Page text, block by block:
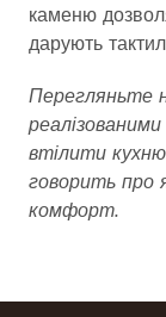
каменю
дарують
Перегляньте
втілити
говорить про
комфорт.